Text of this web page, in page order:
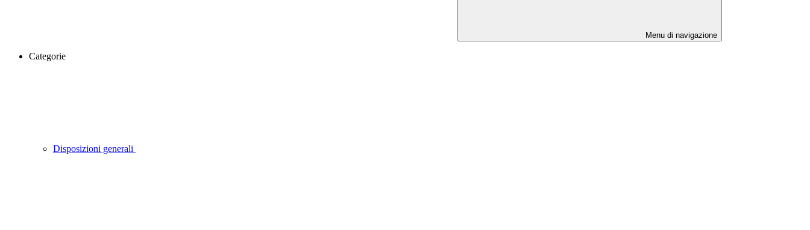
Menu di navigazione
Categorie
Disposizioni generali